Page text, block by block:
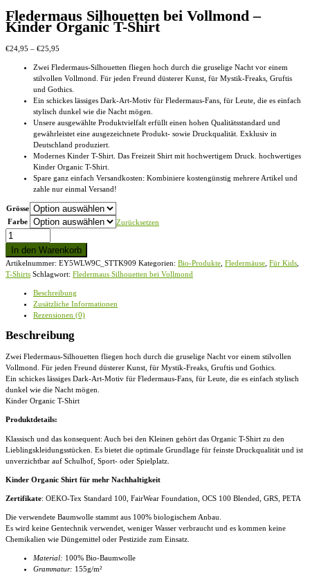
Fledermaus Silhouetten bei Vollmond –
Kinder Organic T-Shirt
€24,95 – €25,95
bis
€25,95
Zwei Fledermaus-Silhouetten fliegen hoch durch die gruselige Nacht vor einem
stilvollen Vollmond. Für jeden Freund düsterer Kunst, für Mystik-Freaks, Gruftis
und Gothics.
Ein schickes lässiges Dark-Art-Motiv für Fledermaus-Fans, für Leute, die es einfach
stylisch dunkel wie die Nacht mögen.
Unsere ausgewählte Produktvielfalt erfüllt einen hohen Qualitätsstandard und
gewährleistet eine ausgezeichnete Produkt- sowie Druckqualität. Exklusiv in
Deutschland produziert.
Modernes Kinder T-Shirt. Das Freizeit Shirt mit hochwertigem Druck. hochwertiges
Kinder Organic T-Shirt.
Spare ganz einfach Versandkosten: Kombiniere kostengünstig mehrere Artikel und
zahle nur einmal Versand!
Grösse
Farbe
Zurücksetzen
Fledermaus
Silhouetten
bei
Vollmond
-
Menge
In den Warenkorb
Artikelnummer: EY5WLW9C_STTK909 Kategorien: Bio-Produkte Fledermäuse Für Kids
T-Shirts Schlagwort: Fledermaus Silhouetten bei Vollmond
Beschreibung
Zusätzliche Informationen
Rezensionen (0)
Beschreibung
Zwei Fledermaus-Silhouetten fliegen hoch durch die gruselige Nacht vor einem stilvollen
Vollmond. Für jeden Freund düsterer Kunst, für Mystik-Freaks, Gruftis und Gothics.
Ein schickes lässiges Dark-Art-Motiv für Fledermaus-Fans, für Leute, die es einfach stylisch
dunkel wie die Nacht mögen.
Kinder Organic T-Shirt
Produktdetails:
Klassisch und das konsequent: Auch bei den Kleinen gehört das Organic T-Shirt zu den
Lieblingskleidungsstücken. Es bietet die optimale Grundlage für feinste Druckqualität und ist
unverzichtbar auf Schulhof, Sport- oder Spielplatz.
Kinder Organic Shirt für mehr Nachhaltigkeit
Zertifikate: OEKO-Tex Standard 100, FairWear Foundation, OCS 100 Blended, GRS, PETA
Die verwendete Baumwolle stammt aus 100% biologischem Anbau.
Es wird keine Gentechnik verwendet, weniger Wasser verbraucht und es kommen keine
Chemikalien wie Düngemittel oder Pestizide zum Einsatz.
Material: 100% Bio-Baumwolle
Grammatur: 155g/m²